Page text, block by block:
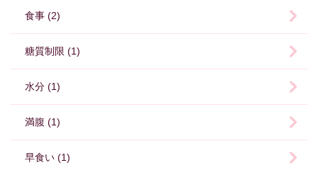
食事 (2)
糖質制限 (1)
水分 (1)
満腹 (1)
早食い (1)